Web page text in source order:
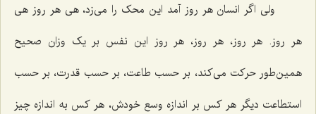
ولی اگر انسان هر روز آمد این محک را می‌زد، هی هر روز هی
هر روز. هر روز، هر روز، هر روز این نفس بر یک وزان صحیح
همین‌طور حرکت می‌کند، بر حسب طاعت، بر حسب قدرت، بر حسب
استطاعت دیگر هر کس بر اندازه وسع خودش، هر کس به اندازه چیز